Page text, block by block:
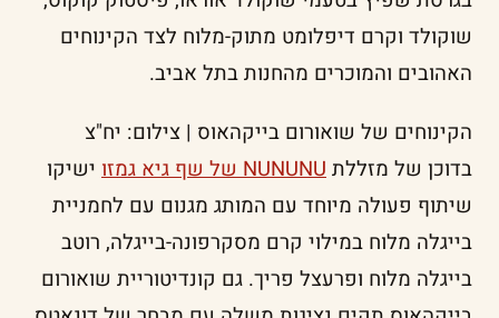
שוקולד וקרם דיפלומט מתוק-מלוח לצד הקינוחים
האהובים והמוכרים מהחנות בתל אביב.
הקינוחים של שואורום בייקהאוס | צילום: יח"צ
בדוכן של מזללתNUNUNU של שף גיא גמזו
ישיקו
שיתוף פעולה מיוחד עם המותג מגנום עם לחמניית
בייגלה מלוח במילוי קרם מסקרפונה-בייגלה, רוטב
בייגלה מלוח ופרעצל פריך. גם קונדיטוריית שואורום